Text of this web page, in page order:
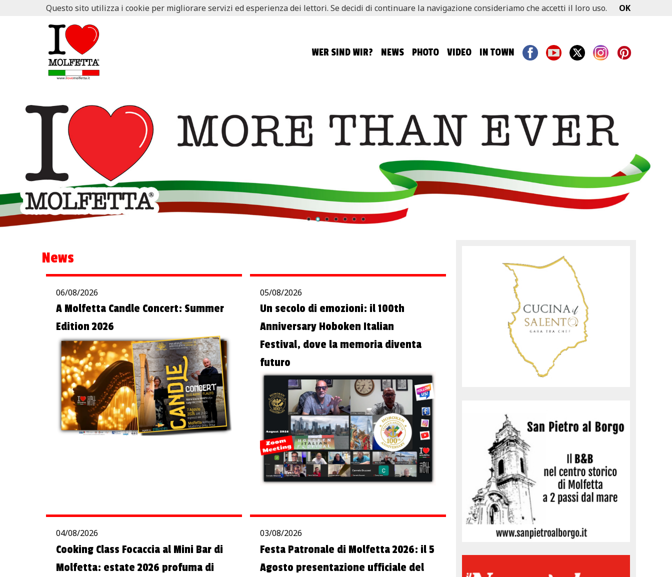
WER SIND WIR? NEWS PHOTO VIDEO IN TOWN
News
06/08/2026
A Molfetta Candle Concert: Summer
Edition 2026
05/08/2026
Un secolo di emozioni: il 100th
Anniversary Hoboken Italian
Festival, dove la memoria diventa
futuro
04/08/2026
Cooking Class Focaccia al Mini Bar di
Molfetta: estate 2026 profuma di
03/08/2026
Festa Patronale di Molfetta 2026: il 5
Agosto presentazione ufficiale del
Questo sito utilizza i cookie per migliorare servizi ed esperienza dei lettori. Se decidi di continuare la navigazione consideriamo che accetti il loro uso. OK